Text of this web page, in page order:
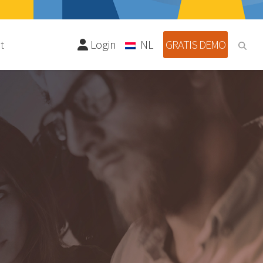
Login NL GRATIS DEMO